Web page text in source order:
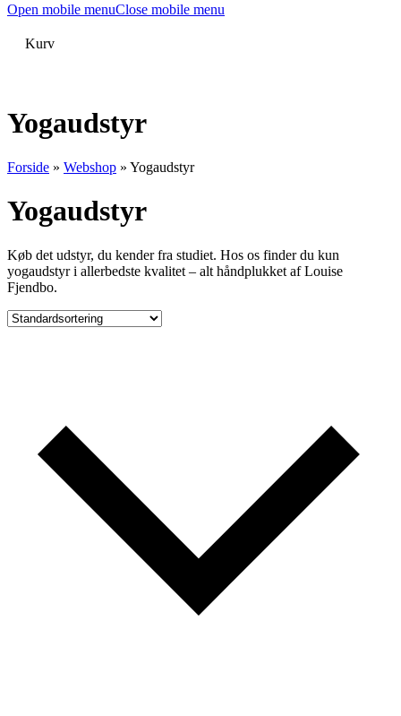
Open mobile menuClose mobile menu
Kurv
Yogaudstyr
Forside » Webshop » Yogaudstyr
Yogaudstyr
Køb det udstyr, du kender fra studiet. Hos os finder du kun
yogaudstyr i allerbedste kvalitet – alt håndplukket af Louise
Fjendbo.